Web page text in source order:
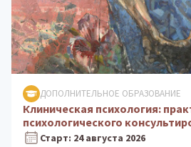
ДОПОЛНИТЕЛЬНОЕ ОБРАЗОВАНИЕ
Психологическое
практика
Старт: 5 октября 2026